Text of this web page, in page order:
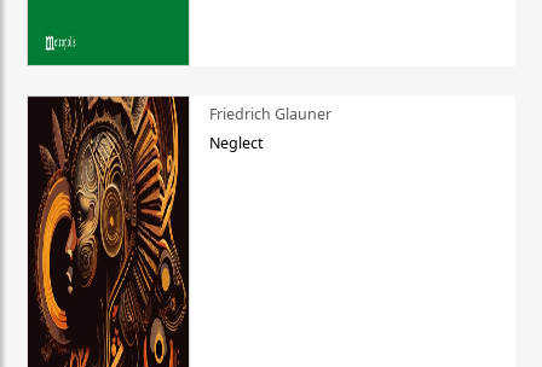
Friedrich Glauner
Neglect